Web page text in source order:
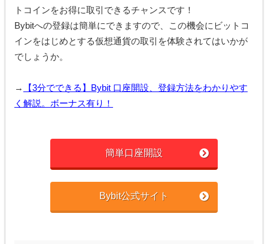
トコインをお得に取引できるチャンスです！
Bybitへの登録は簡単にできますので、この機会にビットコ
インをはじめとする仮想通貨の取引を体験されてはいかが
でしょうか。
→
【3分でできる】Bybit 口座開設、登録方法をわかりやす
く解説。ボーナス有り！
簡単口座開設
Bybit公式サイト